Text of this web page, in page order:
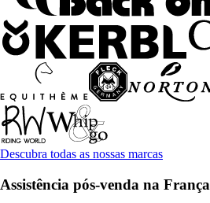
Descubra todas as nossas marcas
Assistência pós-venda na França